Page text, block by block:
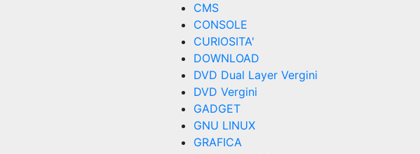
CMS
CONSOLE
CURIOSITA'
DOWNLOAD
DVD Dual Layer Vergini
DVD Vergini
GADGET
GNU LINUX
GRAFICA